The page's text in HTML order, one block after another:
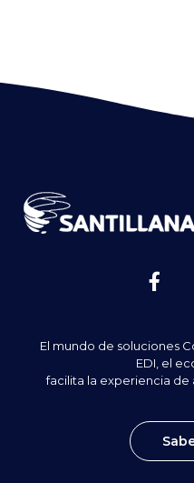
El mundo de soluciones
EDI, el
facilita la experiencia de